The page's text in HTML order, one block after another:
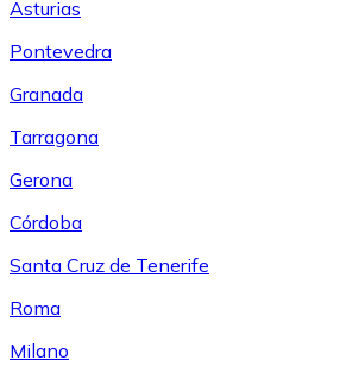
Asturias
Pontevedra
Granada
Tarragona
Gerona
Córdoba
Santa Cruz de Tenerife
Roma
Milano